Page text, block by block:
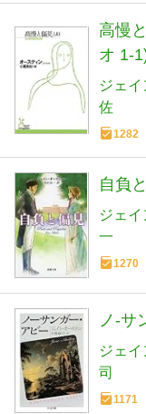
高慢
オ 1-
ジェ
佐
1282
自負
ジェ
一
1270
ノ-サ
ジェ
司
1171